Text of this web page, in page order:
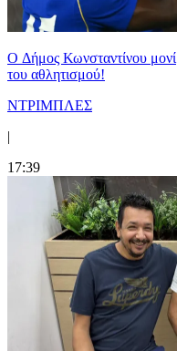
O Δήμος Κωνσταντίνου
του αθλητισμού!
ΝΤΡΙΜΠΛΕΣ
|
17:39